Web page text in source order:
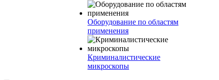
Оборудование по областям
применения
Криминалистические
микроскопы